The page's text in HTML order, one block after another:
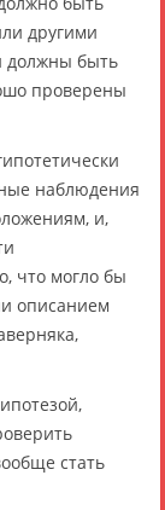
другими
должны быть
проверены
наблюдения
и,
что могло бы
описанием
стать